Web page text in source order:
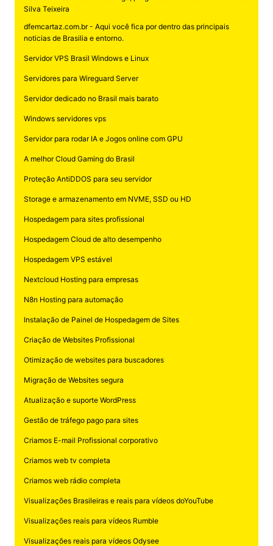
Silva Teixeira
dfemcartaz.com.br - Aqui você fica por dentro das principais
noticias de Brasilia e entorno.
Servidor VPS Brasil Windows e Linux
Servidores para Wireguard Server
Servidor dedicado no Brasil mais barato
Windows servidores vps
Servidor para rodar IA e Jogos online com GPU
A melhor Cloud Gaming do Brasil
Proteção AntiDDOS para seu servidor
Storage e armazenamento em NVME, SSD ou HD
Hospedagem para sites profissional
Hospedagem Cloud de alto desempenho
Hospedagem VPS estável
Nextcloud Hosting para empresas
N8n Hosting para automação
Instalação de Painel de Hospedagem de Sites
Criação de Websites Profissional
Otimização de websites para buscadores
Migração de Websites segura
Atualização e suporte WordPress
Gestão de tráfego pago para sites
Criamos E-mail Profissional corporativo
Criamos web tv completa
Criamos web rádio completa
Visualizações Brasileiras e reais para vídeos doYouTube
Visualizações reais para vídeos Rumble
Visualizações reais para vídeos Odysee